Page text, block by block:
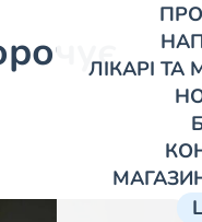
ЛІКАРІ